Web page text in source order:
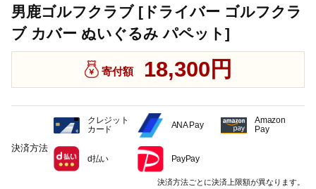
男鹿ゴルフクラブ [ドライバー ゴルフクラ
ブ カバー ぬいぐるみ パペット]
寄付額 18,300円
決済方法
クレジット
カード
ANA Pay
Amazon
Pay
d払い PayPay
決済方法ごとに決済上限額が異なります。